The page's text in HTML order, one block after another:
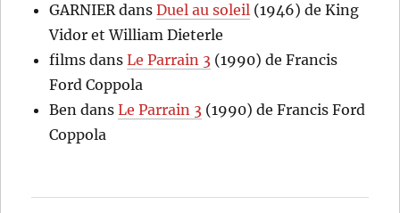
GARNIERdansDuel au soleil (1946) de King
Vidor et William Dieterle
films dansLe Parrain 3 (1990) de Francis
Ford Coppola
Ben dansLe Parrain 3 (1990) de Francis Ford
Coppola